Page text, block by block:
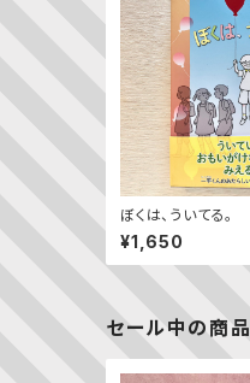
ぼくは、ういてる。
¥1,650
セール中の商品